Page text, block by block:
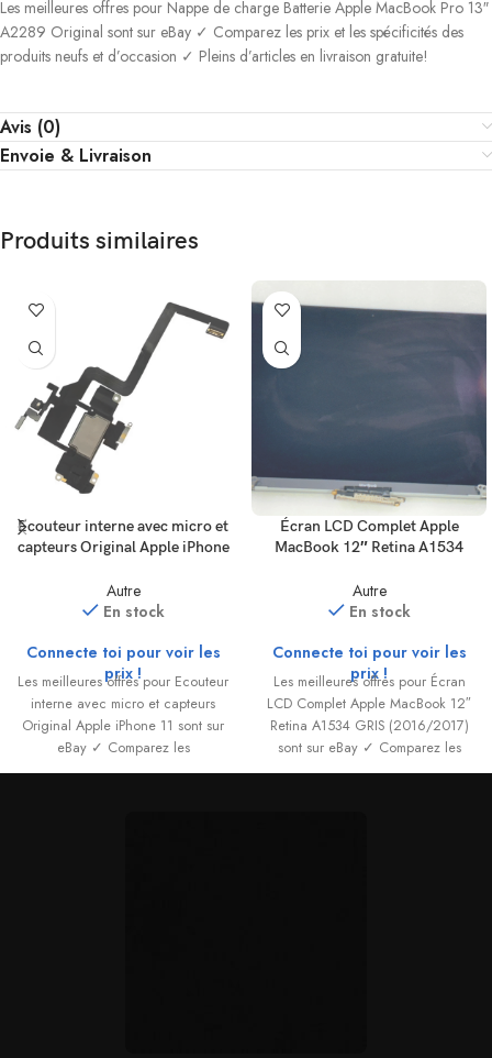
Les meilleures offres pour Nappe de charge Batterie Apple MacBook Pro 13″
A2289 Original sont sur eBay ✓ Comparez les prix et les spécificités des
produits neufs et d’occasion ✓ Pleins d’articles en livraison gratuite!
Avis (0)
Envoie & Livraison
Produits similaires
Ecouteur interne avec micro et
capteurs Original Apple iPhone
Autre
En stock
Connecte toi pour voir les
prix !
Les meilleures offres pour Ecouteur
interne avec micro et capteurs
Original Apple iPhone 11 sont sur
eBay ✓ Comparez les
Écran LCD Complet Apple
MacBook 12″ Retina A1534
Autre
En stock
Connecte toi pour voir les
prix !
Les meilleures offres pour Écran
LCD Complet Apple MacBook 12″
Retina A1534 GRIS (2016/2017)
sont sur eBay ✓ Comparez les